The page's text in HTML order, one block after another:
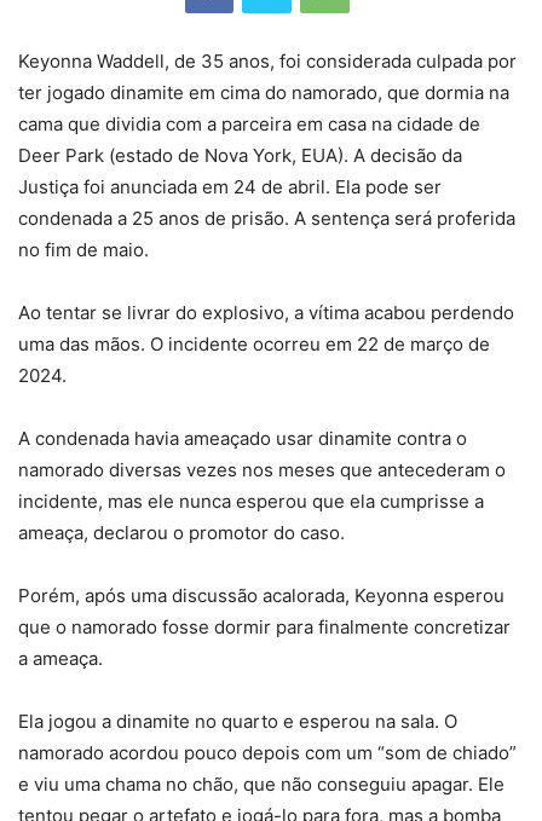
Keyonna Waddell, de 35 anos, foi considerada culpada por
ter jogado dinamite em cima do namorado, que dormia na
cama que dividia com a parceira em casa na cidade de
Deer Park (estado de Nova York, EUA). A decisão da
Justiça foi anunciada em 24 de abril. Ela pode ser
condenada a 25 anos de prisão. A sentença será proferida
no fim de maio.
Ao tentar se livrar do explosivo, a vítima acabou perdendo
uma das mãos. O incidente ocorreu em 22 de março de
2024.
A condenada havia ameaçado usar dinamite contra o
namorado diversas vezes nos meses que antecederam o
incidente, mas ele nunca esperou que ela cumprisse a
ameaça, declarou o promotor do caso.
Porém, após uma discussão acalorada, Keyonna esperou
que o namorado fosse dormir para finalmente concretizar
a ameaça.
Ela jogou a dinamite no quarto e esperou na sala. O
namorado acordou pouco depois com um “som de chiado”
e viu uma chama no chão, que não conseguiu apagar. Ele
tentou pegar o artefato e jogá-lo para fora, mas a bomba